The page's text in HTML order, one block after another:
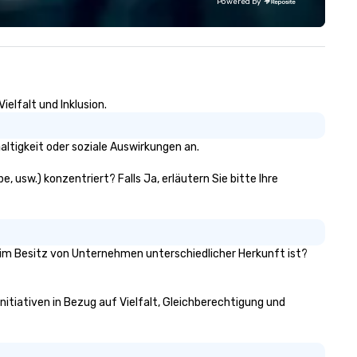
retreats, and
wide events. Programs
planning and
and on-site execution—
to deliver smooth, high-
our global reach, flexibility, and
Over the last 15 years, we
worked all over the US with
hundreds of international
und Inklusion.
oder soziale Auswirkungen an.
usw.) konzentriert? Falls Ja, erläutern Sie bitte Ihre
Besitz von Unternehmen unterschiedlicher Herkunft ist?
in Bezug auf Vielfalt, Gleichberechtigung und